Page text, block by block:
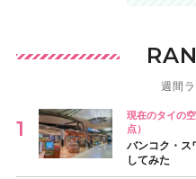
RAN
週間
現在のタイの
点）
バンコク・ス
してみた